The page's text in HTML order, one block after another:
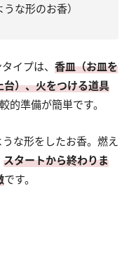
な形のお香）
イプは、 香皿（お皿を
）、火をつける道具
的準備が簡単です。
な形をしたお香。燃え
スタートから終わりま
です。